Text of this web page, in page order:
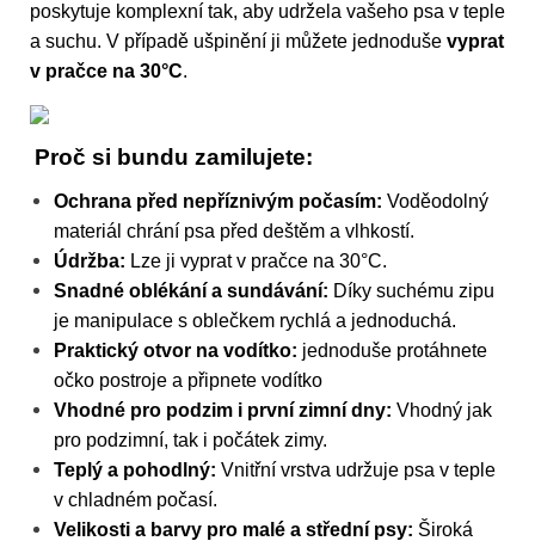
poskytuje komplexní tak, aby udržela vašeho psa v teple
a suchu. V případě ušpinění ji můžete jednoduše vyprat
v pračce na 30°C.
Proč si bundu zamilujete:
Ochrana před nepříznivým počasím: Voděodolný
materiál chrání psa před deštěm a vlhkostí.
Údržba: Lze ji vyprat v pračce na 30°C.
Snadné oblékání a sundávání: Díky suchému zipu
je manipulace s oblečkem rychlá a jednoduchá.
Praktický otvor na vodítko: jednoduše protáhnete
očko postroje a připnete vodítko
Vhodné pro podzim i první zimní dny: Vhodný jak
pro podzimní, tak i počátek zimy.
Teplý a pohodlný: Vnitřní vrstva udržuje psa v teple
v chladném počasí.
Velikosti a barvy pro malé a střední psy: Široká